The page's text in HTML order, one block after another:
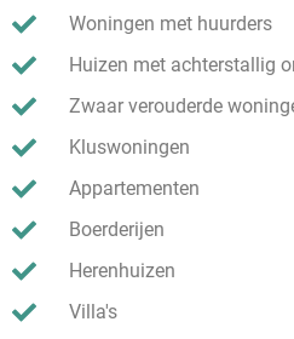
Woningen met huurders
Huizen met achterstallig
Zwaar verouderde
Kluswoningen
Appartementen
Boerderijen
Herenhuizen
Villa's